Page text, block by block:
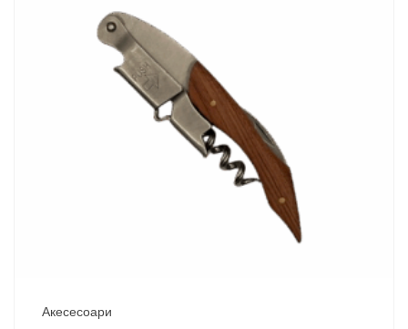
Акесесоари